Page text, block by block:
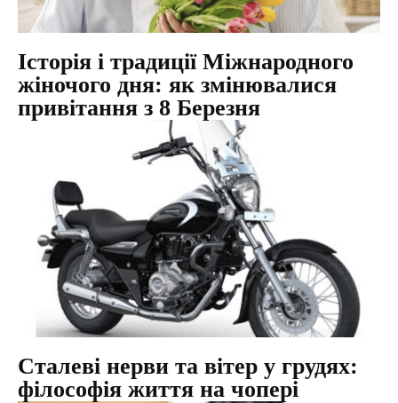
Історія і традиції Міжнародного
жіночого дня: як змінювалися
привітання з 8 Березня
Сталеві нерви та вітер у грудях:
філософія життя на чопері